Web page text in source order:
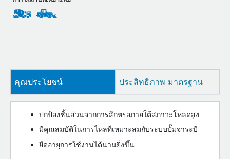
คุณประโยชน์ ประสิทธิภาพ มาตรฐาน
ปกป้องชิ้นส่วนจากการสึกหรอภายใต้สภาวะโหลดสูง
มีคุณสมบัติในการไหลที่เหมาะสมกับระบบปั๊มจาระบี
ยืดอายุการใช้งานได้นานยิ่งขึ้น